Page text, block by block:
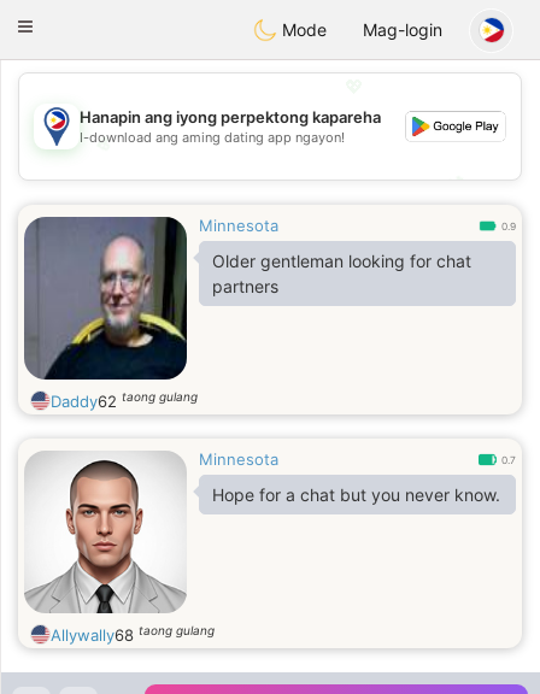
PhilippinesChat
Toggle
Mode Mag-login
💖
💕
Hanapin ang iyong perpektong kapareha
I-download ang aming dating app ngayon!
Minnesota 0.9
Older gentleman looking for chat
partners
Daddy62 taong gulang
Minnesota 0.7
Hope for a chat but you never know.
Allywally68 taong gulang